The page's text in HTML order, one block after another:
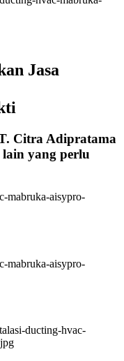
Jasa
Citra Adipratama
yang perlu